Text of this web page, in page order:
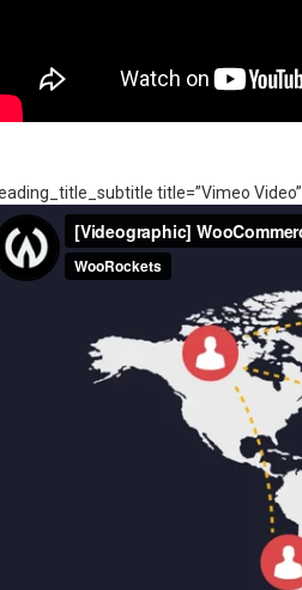
title=”Vimeo Video”]